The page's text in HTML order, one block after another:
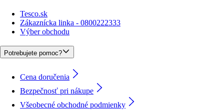
Tesco.sk
Zákaznícka linka - 0800222333
Výber obchodu
Potrebujete pomoc?
Cena doručenia
Bezpečnosť pri nákupe
Všeobecné obchodné podmienky